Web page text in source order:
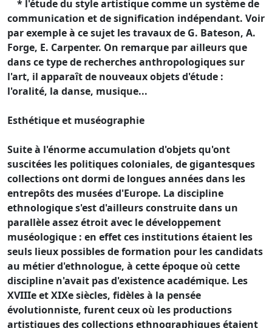
* l'étude du style artistique comme un système de
communication et de signification indépendant. Voir
par exemple à ce sujet les travaux de G. Bateson, A.
Forge, E. Carpenter. On remarque par ailleurs que
dans ce type de recherches anthropologiques sur
l'art, il apparaît de nouveaux objets d'étude :
l'oralité, la danse, musique...
Esthétique et muséographie
Suite à l'énorme accumulation d'objets qu'ont
suscitées les politiques coloniales, de gigantesques
collections ont dormi de longues années dans les
entrepôts des musées d'Europe. La discipline
ethnologique s'est d'ailleurs construite dans un
parallèle assez étroit avec le développement
muséologique : en effet ces institutions étaient les
seuls lieux possibles de formation pour les candidats
au métier d'ethnologue, à cette époque où cette
discipline n'avait pas d'existence académique. Les
XVIIIe et XIXe siècles, fidèles à la pensée
évolutionniste, furent ceux où les productions
artistiques des collections ethnographiques étaient